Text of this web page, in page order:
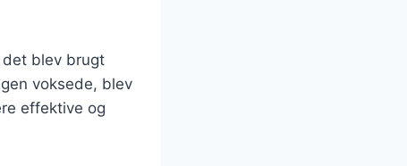
blev brugt
voksede, blev
effektive og